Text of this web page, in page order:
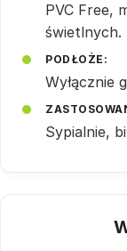
PVC Free,
świetlnych.
PODŁOŻE:
Wyłącznie
Sypialnie,